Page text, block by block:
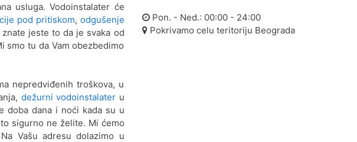
usluga. Vodoinstalater će
pod pritiskom, odgušenje
jeste to da je svaka od
smo tu da Vam obezbedimo
nepredviđenih troškova, u
dežurni vodoinstalater u
doba dana i noći kada su u
sigurno ne želite. Mi ćemo
Vašu adresu dolazimo u
Pon. - Ned.: 00:00 - 24:00
Pokrivamo celu teritoriju Beograda